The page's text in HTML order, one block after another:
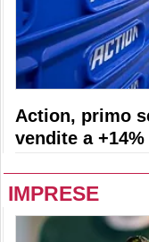
Action, primo
vendite a
IMPRESE